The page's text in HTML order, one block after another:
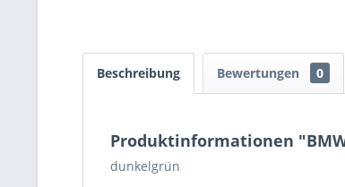
Beschreibung Bewertungen 0
Produktinformationen
dunkelgrün